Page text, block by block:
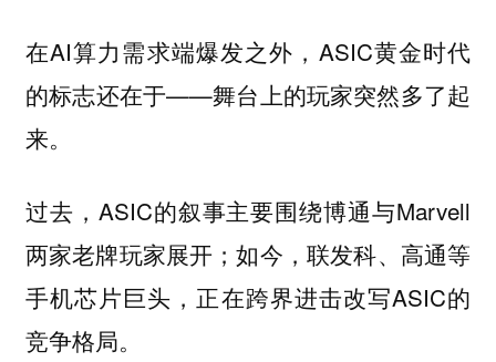
在AI算力需求端爆发之外，ASIC黄金时代
的标志还在于——舞台上的玩家突然多了起
来。
过去，ASIC的叙事主要围绕博通与Marvell
两家老牌玩家展开；如今，联发科、高通等
手机芯片巨头，正在跨界进击改写ASIC的
竞争格局。